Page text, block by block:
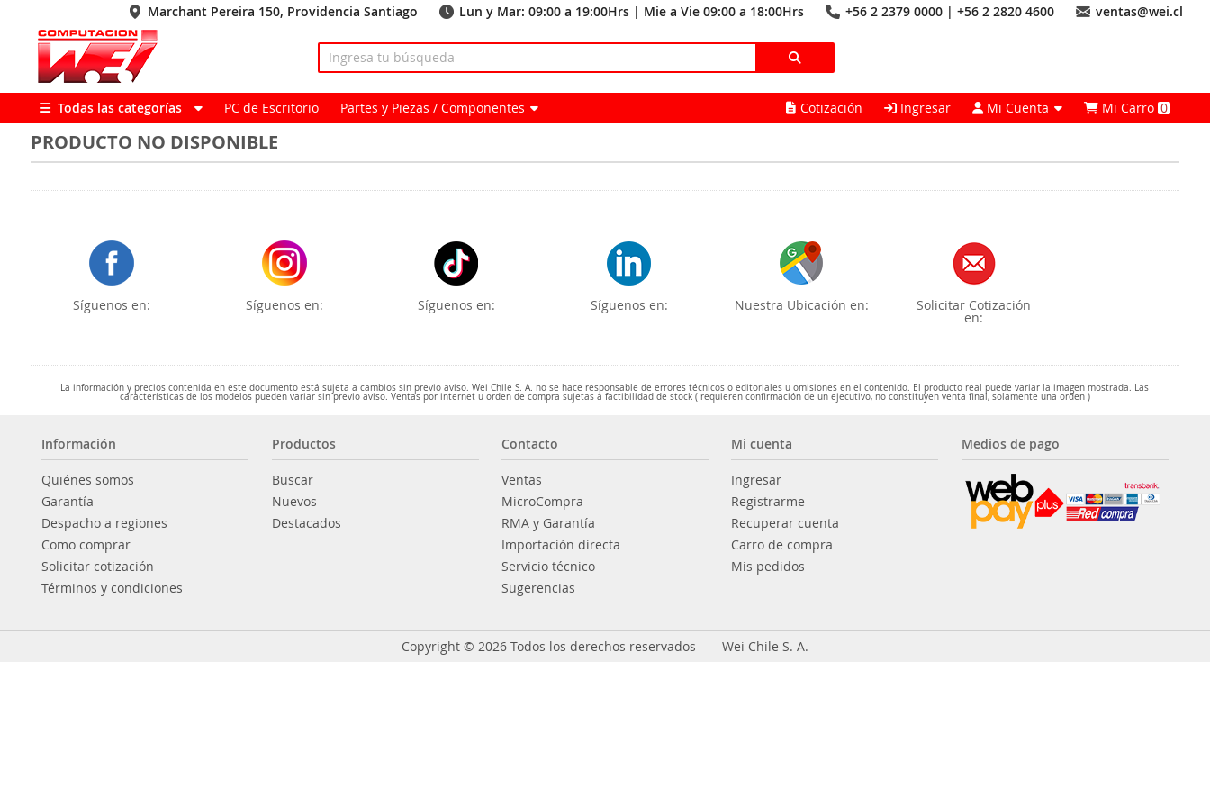
Marchant Pereira 150, Providencia Santiago Lun y Mar: 09:00 a 19:00Hrs | Mie a Vie 09:00 a 18:00Hrs +56 2 2379 0000 | +56 2 2820 4600 ventas@wei.cl
Todas las categorías PC de Escritorio Partes y Piezas / Componentes Cotización Ingresar Mi Cuenta Mi Carro0
PRODUCTO NO DISPONIBLE
Síguenos en: Síguenos en: Síguenos en: Síguenos en: Nuestra Ubicación en: Solicitar Cotización
en:
La información y precios contenida en este documento está sujeta a cambios sin previo aviso. Wei Chile S. A. no se hace responsable de errores técnicos o editoriales u omisiones en el contenido. El producto real puede variar la imagen mostrada. Las
características de los modelos pueden variar sin previo aviso. Ventas por internet u orden de compra sujetas a factibilidad de stock ( requieren confirmación de un ejecutivo, no constituyen venta final, solamente una orden )
Información
Quiénes somos
Garantía
Despacho a regiones
Como comprar
Solicitar cotización
Términos y condiciones
Productos
Buscar
Nuevos
Destacados
Contacto
Ventas
MicroCompra
RMA y Garantía
Importación directa
Servicio técnico
Sugerencias
Mi cuenta
Ingresar
Registrarme
Recuperar cuenta
Carro de compra
Mis pedidos
Medios de pago
Copyright © 2026 Todos los derechos reservados - Wei Chile S. A.